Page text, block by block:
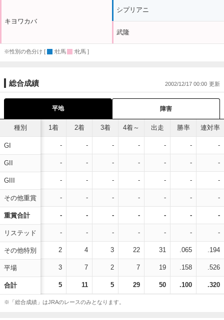
キヨワカバ
シプリアニ
武隆
※性別の色分け [ :牡馬 :牝馬 ]
総合成績 2002/12/17 00:00
平地 障害
種別
GI
GII
GIII
その他重賞
重賞合計
リステッド
その他特別
平場
合計
1着 2着 3着 4着～ 出走 勝率 連対率
- - - - - - -
- - - - - - -
- - - - - - -
- - - - - - -
- - - - - - -
- - - - - - -
2 4 3 22 31 .065 .194
3 7 2 7 19 .158 .526
5 11 5 29 50 .100 .320
※「総合成績」はJRAのレースのみとなります。